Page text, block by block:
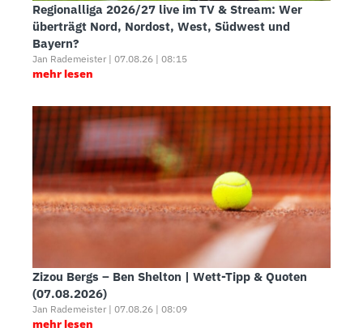
Regionalliga 2026/27 live im TV & Stream: Wer
überträgt Nord, Nordost, West, Südwest und
Bayern?
Jan Rademeister | 07.08.26 | 08:15
mehr lesen
Zizou Bergs – Ben Shelton | Wett-Tipp & Quoten
(07.08.2026)
Jan Rademeister | 07.08.26 | 08:09
mehr lesen